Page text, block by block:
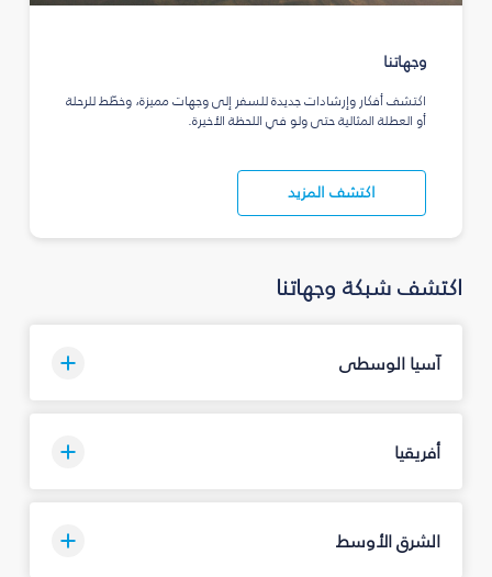
وجهاتنا
اكتشف أفكار وإرشادات جديدة للسفر إلى وجهات مميزة، وخطّط للرحلة
أو العطلة المثالية حتى ولو في اللحظة الأخيرة.
اكتشف المزيد
اكتشف شبكة وجهاتنا
آسيا الوسطى
أفريقيا
الشرق الأوسط